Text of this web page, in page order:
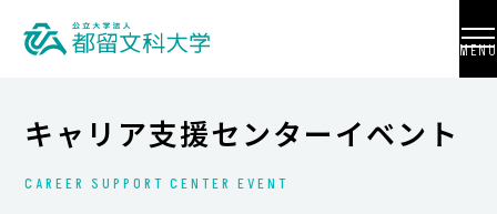
MENU
大学紹介
キャリア支援センターイベント
CAREER SUPPORT CENTER EVENT